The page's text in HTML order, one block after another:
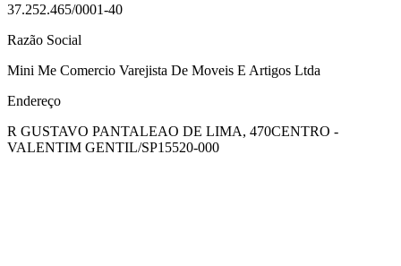
37.252.465/0001-40
Razão Social
Mini Me Comercio Varejista De Moveis E Artigos Ltda
Endereço
R GUSTAVO PANTALEAO DE LIMA, 470CENTRO -
VALENTIM GENTIL/SP15520-000